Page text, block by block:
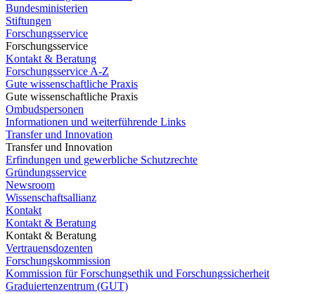
Bundesministerien
Stiftungen
Forschungsservice
Forschungsservice
Kontakt & Beratung
Forschungsservice A-Z
Gute wissenschaftliche Praxis
Gute wissenschaftliche Praxis
Ombudspersonen
Informationen und weiterführende Links
Transfer und Innovation
Transfer und Innovation
Erfindungen und gewerbliche Schutzrechte
Gründungsservice
Newsroom
Wissenschaftsallianz
Kontakt
Kontakt & Beratung
Kontakt & Beratung
Vertrauensdozenten
Forschungskommission
Kommission für Forschungsethik und Forschungssicherheit
Graduiertenzentrum (GUT)